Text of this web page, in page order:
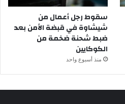
سقوط رجل أعمال من
شيشاوة في قبضة الأمن بعد
ضبط شحنة ضخمة من
الكوكايين
منذ أسبوع واحد